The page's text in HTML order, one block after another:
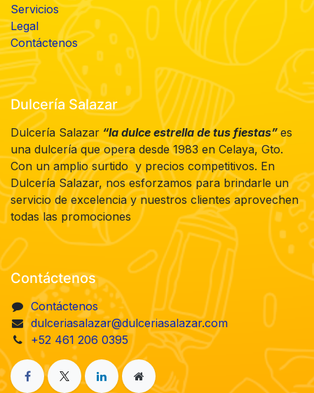
Servicios
Legal
Contáctenos
Dulcería Salazar
Dulcería Salazar “la dulce estrella de tus fiestas”es
una dulcería que opera desde 1983 en Celaya, Gto.
Con un amplio surtido y precios competitivos. En
Dulcería Salazar, nos esforzamos para brindarle un
servicio de excelencia y nuestros clientes aprovechen
todas las promociones
Contáctenos
Contáctenos
dulceriasalazar@dulceriasalazar.com
+52 461 206 0395